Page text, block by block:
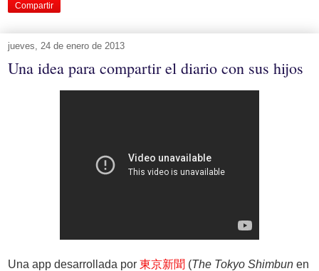
Compartir
jueves, 24 de enero de 2013
Una idea para compartir el diario con sus hijos
Una app desarrollada por 東京新聞 (The Tokyo Shimbun en